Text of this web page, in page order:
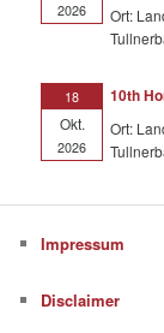
2026
Ort:
18
Okt.
2026
10th
Ort:
Impressum
Disclaimer